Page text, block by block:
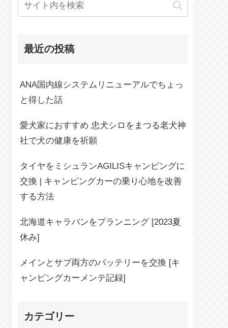
最近の投稿
ANA国内線システムリニューアルでちょっ
と得した話
愛犬家におすすめ 忠犬シロをまつる老犬神
社で犬の健康を祈願
タイヤをミシュランAGILISキャンピングに
交換 | キャンピングカーの乗り心地を改善
する方法
北海道キャラバンをプランニング [2023夏
休み]
メインとサブ両方のバッテリーを交換 [キ
ャンピングカーメンテ記録]
カテゴリー